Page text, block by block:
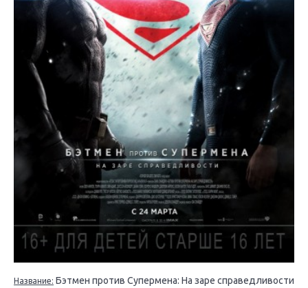
Название: Бэтмен против Супермена: На заре справедливости